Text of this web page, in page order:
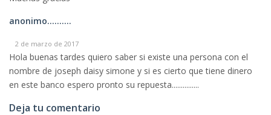
anonimo..........
2 de marzo de 2017
Hola buenas tardes quiero saber si existe una persona con el
nombre de joseph daisy simone y si es cierto que tiene dinero
en este banco espero pronto su repuesta...............
Deja tu comentario